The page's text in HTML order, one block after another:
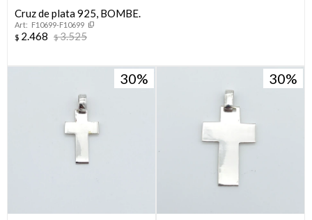
Cruz de plata 925, BOMBE.
F10699-F10699
$ 2.468 $3.525
30 30